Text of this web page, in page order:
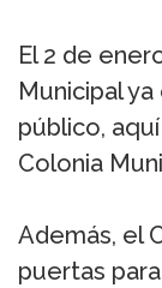
El 2 de
Municipal
público,
Colonia
Además, el
puertas